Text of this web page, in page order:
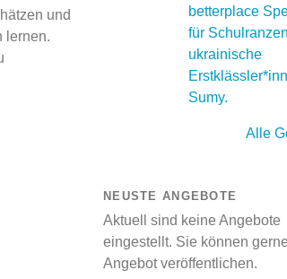
und
lernen.
betterplace
für
ukrainische
Sumy.
Alle
NEUSTE ANGEBOTE
Aktuell sind keine Angebote
eingestellt. Sie können
Angebot veröffentlichen.